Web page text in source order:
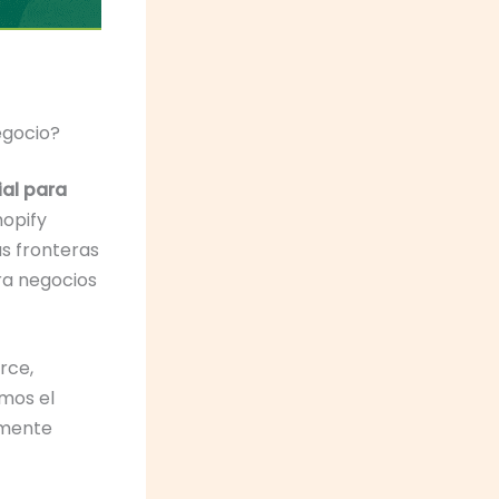
para
fronteras
negocios
el